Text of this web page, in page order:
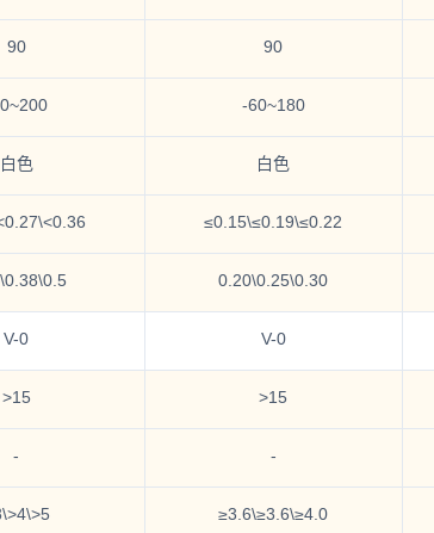
90 90
-60~180
白色 白色
≤0.15\≤0.19\≤0.22
0.20\0.25\0.30
V-0 V-0
>15 >15
- -
≥3.6\≥3.6\≥4.0